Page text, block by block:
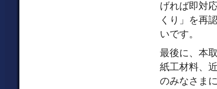
げれば即対
くり」を再
いです。
最後に、本
紙工材料、
のみなさま